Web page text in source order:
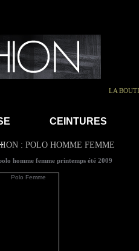
LA
CEINTURES
: POLO HOMME FEMME
homme femme printemps été 2009